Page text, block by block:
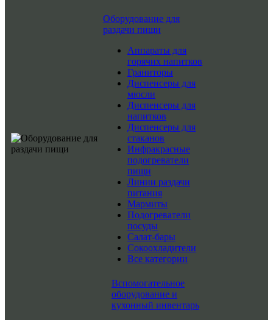
Оборудование для
раздачи пищи
Аппараты для
горячих напитков
Граниторы
Диспенсеры для
мюсли
Диспенсеры для
напитков
Диспенсеры для
стаканов
Инфракрасные
подогреватели
пищи
Линии раздачи
питания
Мармиты
Подогреватели
посуды
Салат-бары
Сокоохладители
Все категории
Вспомогательное
оборудование и
кухонный инвентарь